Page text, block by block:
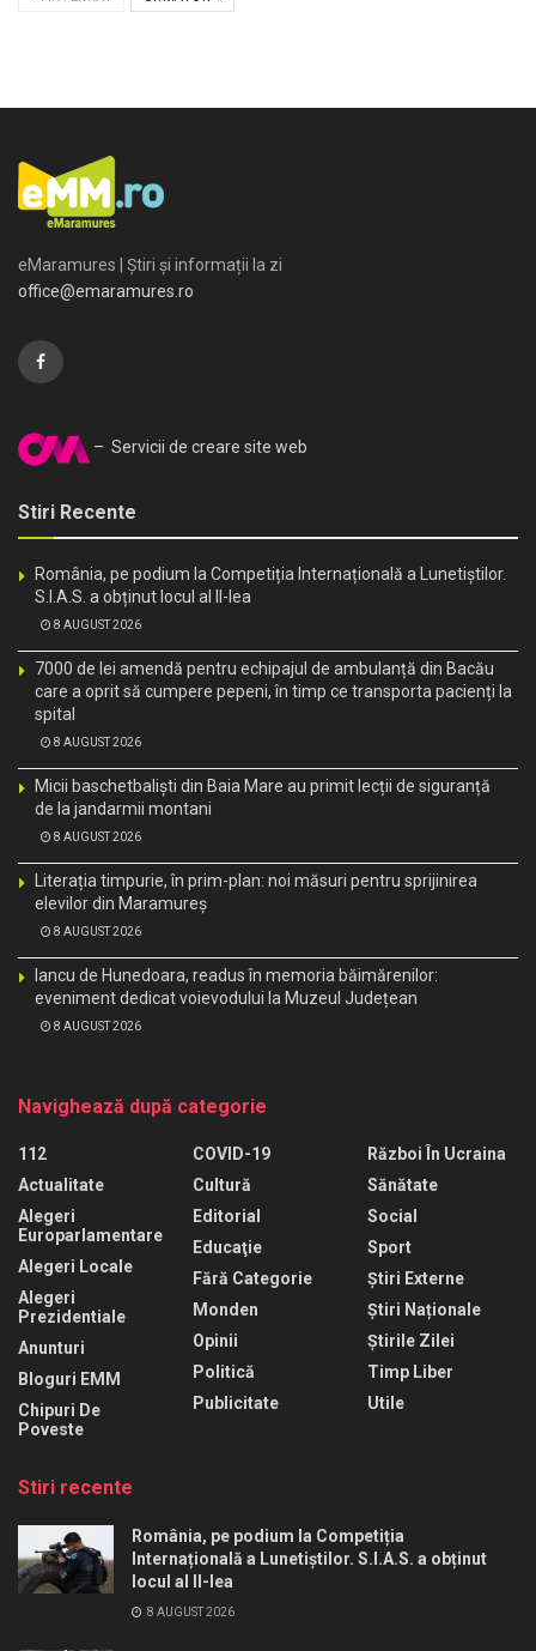
eMaramures | Știri și informații la zi
office@emaramures.ro
– Servicii de creare site web
Stiri Recente
România, pe podium la Competiția Internațională a Lunetiștilor.
S.I.A.S. a obținut locul al II-lea
8 AUGUST 2026
7000 de lei amendă pentru echipajul de ambulanță din Bacău
care a oprit să cumpere pepeni, în timp ce transporta pacienți la
spital
8 AUGUST 2026
Micii baschetbaliști din Baia Mare au primit lecții de siguranță
de la jandarmii montani
8 AUGUST 2026
Literația timpurie, în prim-plan: noi măsuri pentru sprijinirea
elevilor din Maramureș
8 AUGUST 2026
Iancu de Hunedoara, readus în memoria băimărenilor:
eveniment dedicat voievodului la Muzeul Județean
8 AUGUST 2026
Navighează după categorie
112
Actualitate
Alegeri
Europarlamentare
Alegeri Locale
Alegeri
Prezidentiale
Anunturi
Bloguri EMM
Chipuri De
Poveste
COVID-19
Cultură
Editorial
Educaţie
Fără Categorie
Monden
Opinii
Politică
Publicitate
Război În Ucraina
Sănătate
Social
Sport
Știri Externe
Știri Naționale
Știrile Zilei
Timp Liber
Utile
Stiri recente
România, pe podium la Competiția
Internațională a Lunetiștilor. S.I.A.S. a obținut
locul al II-lea
8 AUGUST 2026